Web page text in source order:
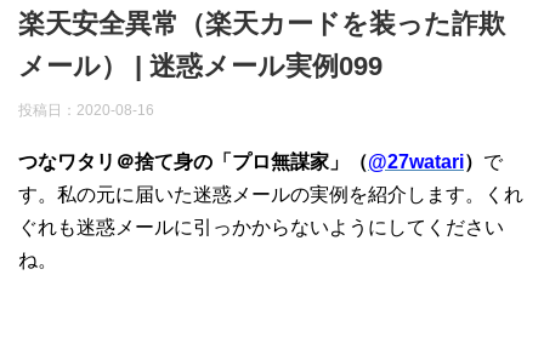
楽天安全異常（楽天カードを装った詐欺
メール） | 迷惑メール実例099
投稿日： 2020-08-16
つなワタリ＠捨て身の「プロ無謀家」（@27watari） で
す。私の元に届いた迷惑メールの実例を紹介します。くれ
ぐれも迷惑メールに引っかからないようにしてください
ね。